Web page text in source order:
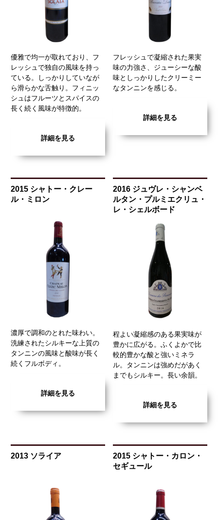
優雅で均一が取れており、フ
レッシュで独自の風味を持っ
ている。しっかりしていなが
ら滑らかな舌触り。フィニッ
シュはフルーツとスパイスの
長く続く風味が特徴的。
詳細を見る
フレッシュで凝縮された果実
味の力強さ、ジューシーな酸
味としっかりしたクリーミー
なタンニンを感じる。
詳細を見る
2015 シャトー・クレー
ル・ミロン
濃厚で調和のとれた味わい。
洗練されたシルキーな上質の
タンニンの風味と酸味が長く
続くフルボディ。
詳細を見る
2016 ジュヴレ・シャンベ
ルタン・プルミエクリュ・
レ・シェルボード
程よい凝縮感のある果実味が
豊かに広がる。ふくよかで比
較的豊かな酸と強いミネラ
ル。タンニンは強めだがあく
までもシルキー。長い余韻。
詳細を見る
2013 ソライア
2015 シャトー・カロン・
セギュール